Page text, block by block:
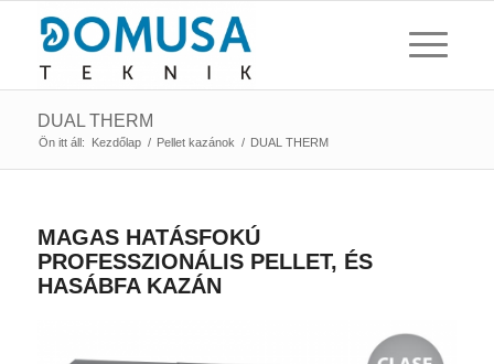
DUAL THERM
Ön itt áll: Kezdőlap / Pellet kazánok / DUAL THERM
MAGAS HATÁSFOKÚ
PROFESSZIONÁLIS PELLET, ÉS
HASÁBFA KAZÁN